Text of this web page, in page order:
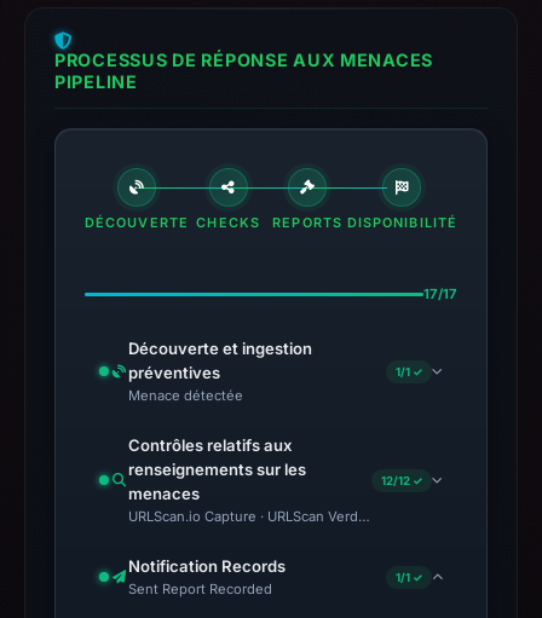
PROCESSUS DE RÉPONSE AUX MENACES
PIPELINE
DÉCOUVERTE CHECKS REPORTS DISPONIBILITÉ
17/17
Découverte et ingestion
préventives
Menace détectée
1/1 ✓
Contrôles relatifs aux
renseignements sur les
menaces
URLScan.io Capture · URLScan Verdict · Cloudflare Radar
12/12 ✓
Notification Records
Sent Report Recorded
1/1 ✓